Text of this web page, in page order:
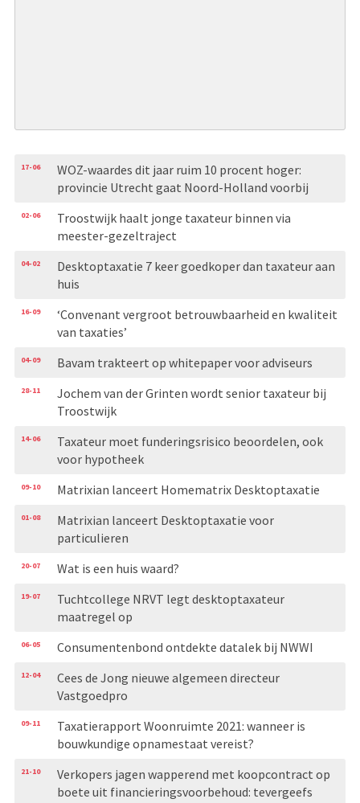
17-06
WOZ-waardes dit jaar ruim 10 procent hoger:
provincie Utrecht gaat Noord-Holland voorbij
02-06
Troostwijk haalt jonge taxateur binnen via
meester-gezeltraject
04-02
Desktoptaxatie 7 keer goedkoper dan taxateur aan
huis
16-09
‘Convenant vergroot betrouwbaarheid en kwaliteit
van taxaties’
04-09 Bavam trakteert op whitepaper voor adviseurs
28-11
Jochem van der Grinten wordt senior taxateur bij
Troostwijk
14-06
Taxateur moet funderingsrisico beoordelen, ook
voor hypotheek
09-10 Matrixian lanceert Homematrix Desktoptaxatie
01-08
Matrixian lanceert Desktoptaxatie voor
particulieren
20-07 Wat is een huis waard?
19-07
Tuchtcollege NRVT legt desktoptaxateur
maatregel op
06-05 Consumentenbond ontdekte datalek bij NWWI
12-04
Cees de Jong nieuwe algemeen directeur
Vastgoedpro
09-11
Taxatierapport Woonruimte 2021: wanneer is
bouwkundige opnamestaat vereist?
21-10
Verkopers jagen wapperend met koopcontract op
boete uit financieringsvoorbehoud: tevergeefs